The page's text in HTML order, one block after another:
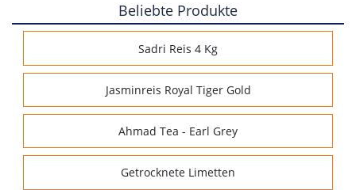
Beliebte Produkte
Sadri Reis 4 Kg
Jasminreis Royal Tiger Gold
Ahmad Tea - Earl Grey
Getrocknete Limetten